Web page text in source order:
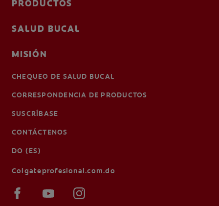
PRODUCTOS
SALUD BUCAL
MISIÓN
CHEQUEO DE SALUD BUCAL
CORRESPONDENCIA DE PRODUCTOS
SUSCRÍBASE
CONTÁCTENOS
DO (ES)
Colgateprofesional.com.do